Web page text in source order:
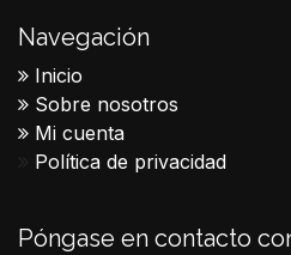
Navegación
Inicio
Sobre nosotros
Mi cuenta
Política de privacidad
Póngase en contacto